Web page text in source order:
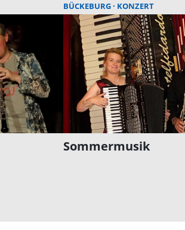
BÜCKEBURG KONZERT
Sommermusik